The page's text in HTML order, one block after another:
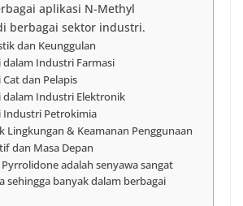
aplikasi N-Methyl
berbagai sektor industri.
dan Keunggulan
dalam Industri Farmasi
Cat dan Pelapis
dalam Industri Elektronik
Industri Petrokimia
Lingkungan & Keamanan Penggunaan
dan Masa Depan
adalah senyawa sangat
sehingga banyak dalam berbagai